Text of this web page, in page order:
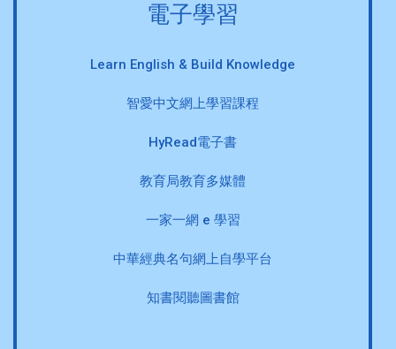
電子學習
Learn English & Build Knowledge
智愛中文網上學習課程
HyRead電子書
教育局教育多媒體
一家一網 e 學習
中華經典名句網上自學平台
知書閱聽圖書館